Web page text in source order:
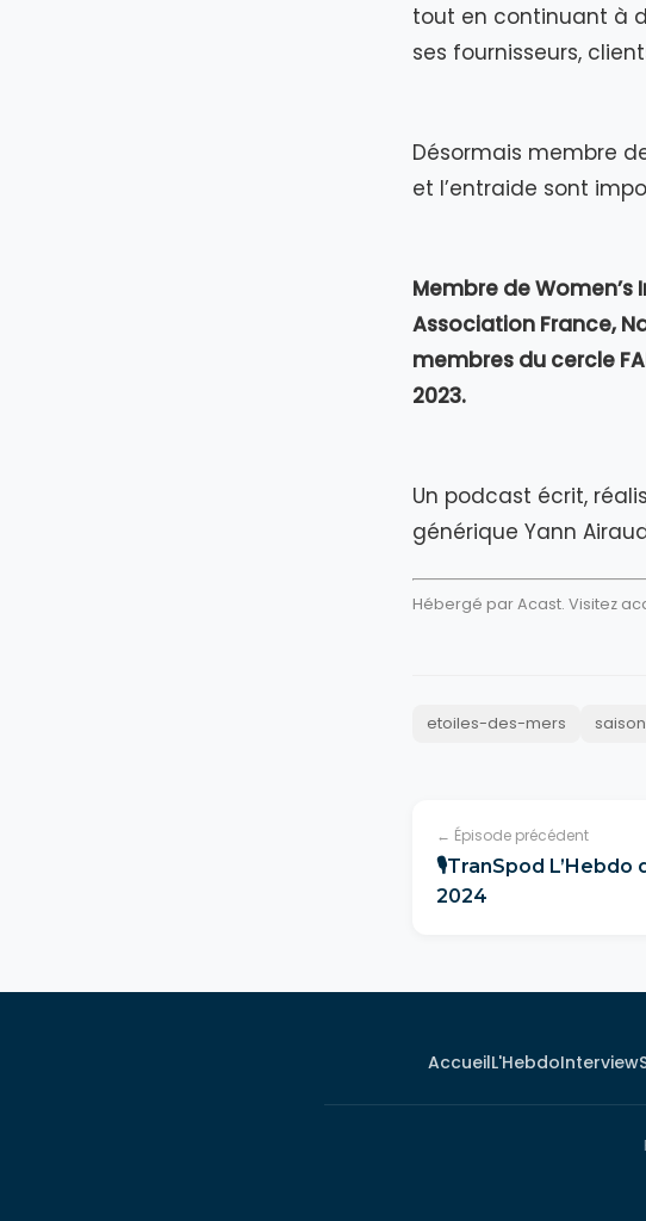
tout en continuant à
ses fournisseurs,
Désormais membre
et l’entraide sont
Membre de
Association France,
membres du cercle
2023.
Un podcast écrit,
générique Yann
Hébergé par Acast. Visitez
etoiles-des-mers
← Épisode précédent
🎙TranSpod L’Hebdo
2024
AccueilL'HebdoInterview